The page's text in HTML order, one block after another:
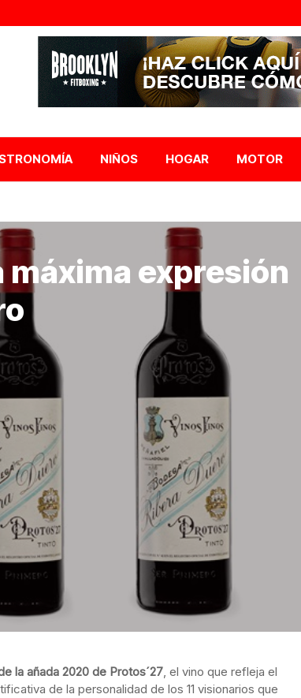
NIÑOS HOGAR MOTOR
máxima expresión
la añada 2020 de Protos´27, el vino que refleja el
de la personalidad de los 11 visionarios que